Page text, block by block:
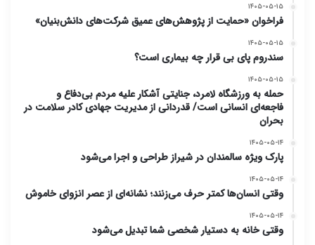
۱۴۰۵-۰۵-۱۵
فراخوان «حمایت از پژوهش‌های عمیق شرکت‌های دانش‌بنیان»
۱۴۰۵-۰۵-۱۵
سندروم پای بی قرار چه بیماری است؟
۱۴۰۵-۰۵-۱۵
حمله به ورزشگاه لامرد، جنایتی آشکار علیه مردم بی‌دفاع و
فاجعه‌ای انسانی است/ قدردانی از مدیریت جهادی کادر سلامت در
بحران
۱۴۰۵-۰۵-۱۴
پارک ویژه سالمندان در شیراز طراحی و اجرا می‌شود
۱۴۰۵-۰۵-۱۴
وقتی انسان‌ها کمتر حرف می‌زنند؛ نشانه‌ای از عصر انزوای خاموش
۱۴۰۵-۰۵-۱۴
وقتی خانه به دستیار شخصی شما تبدیل می‌شود